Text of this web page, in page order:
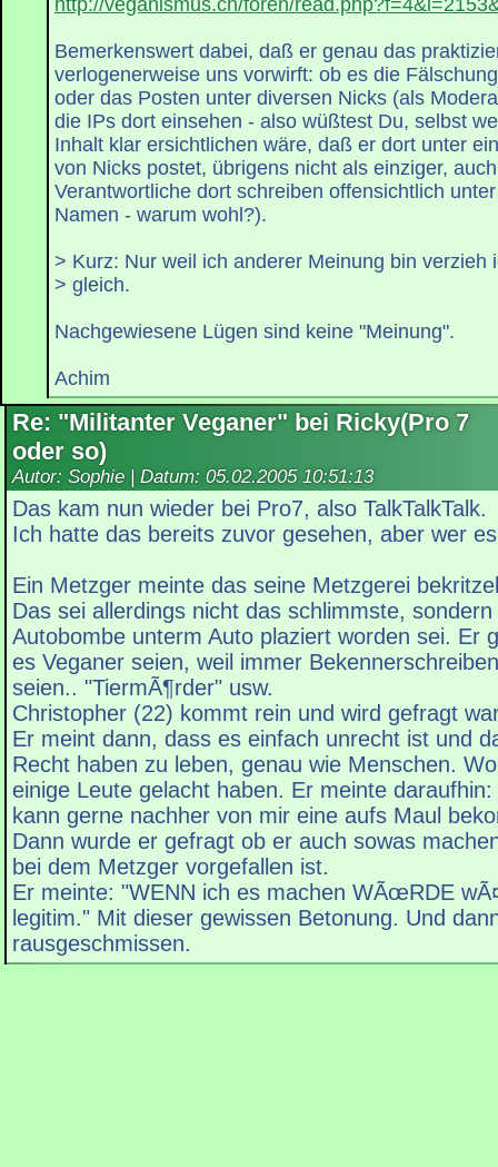
http://veganismus.ch/foren/
Bemerkenswert dabei, daß er genau das
verlogenerweise uns vorwirft: ob es die
oder das Posten unter diversen Nicks (als
die IPs dort einsehen - also wüßtest Du, selbst
Inhalt klar ersichtlichen wäre, daß er dort unter
von Nicks postet, übrigens nicht als einziger,
Verantwortliche dort schreiben offensichtlich
Namen - warum wohl?).
> Kurz: Nur weil ich anderer Meinung bin verzieh
> gleich.
Nachgewiesene Lügen sind keine "Meinung".
Achim
Re: "Militanter Veganer" bei Ricky(Pro 7
oder so)
Autor: Sophie | Datum: 05.02.2005 10:51:13
Das kam nun wieder bei Pro7, also TalkTalkTalk.
Ich hatte das bereits zuvor gesehen, aber wer
Ein Metzger meinte das seine Metzgerei
Das sei allerdings nicht das schlimmste,
Autobombe unterm Auto plaziert worden sei. Er
es Veganer seien, weil immer
seien.. "TiermÃ¶rder" usw.
Christopher (22) kommt rein und wird gefragt
Er meint dann, dass es einfach unrecht ist und
Recht haben zu leben, genau wie Menschen.
einige Leute gelacht haben. Er meinte
kann gerne nachher von mir eine aufs Maul
Dann wurde er gefragt ob er auch sowas
bei dem Metzger vorgefallen ist.
Er meinte: "WENN ich es machen WÃœRDE
legitim." Mit dieser gewissen Betonung. Und
rausgeschmissen.